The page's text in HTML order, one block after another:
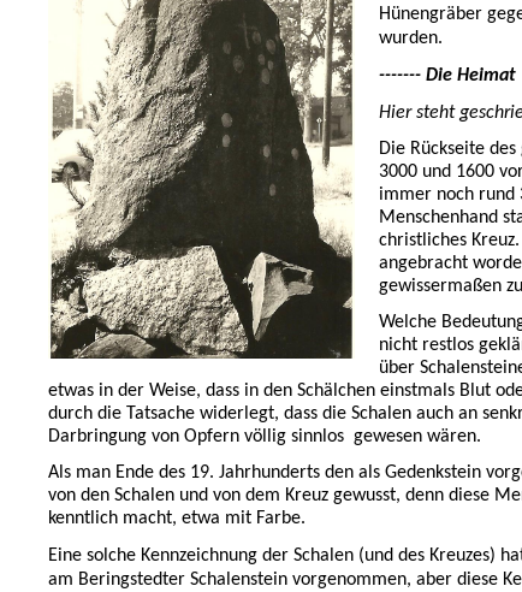
Hünengräber
wurden.
------- Die Heimat
Hier steht
Die Rückseite
3000 und 1600
immer noch rund
Menschenhand
christliches
angebracht
gewissermaßen
Welche
nicht restlos
über
etwas in der Weise, dass in den Schälchen einstmals Blut
durch die Tatsache widerlegt, dass die Schalen auch an
Darbringung von Opfern völlig sinnlos gewesen wären.
Als man Ende des 19. Jahrhunderts den als Gedenkstein
von den Schalen und von dem Kreuz gewusst, denn diese
kenntlich macht, etwa mit Farbe.
Eine solche Kennzeichnung der Schalen (und des
am Beringstedter Schalenstein vorgenommen, aber diese